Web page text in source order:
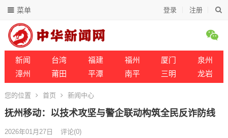
登录 注册
菜单
新闻 台湾 福建 福州 厦门
泉州
漳州
莆田 平潭 南平 三明 龙岩
您的位置 首页 新闻中心
抚州移动：以技术攻坚与警企联动构筑全民反诈防线
2026年01月27日 评论(0)